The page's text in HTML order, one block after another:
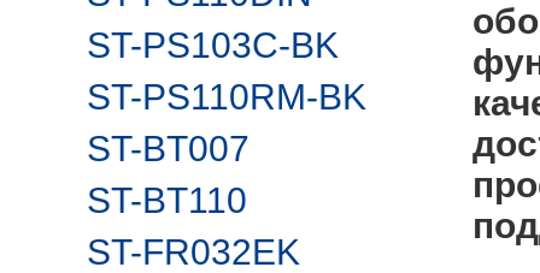
ST-PS103C-BK
ST-PS110RM-BK
ST-BT007
ST-BT110
ST-FR032EK